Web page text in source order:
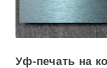
Уф-печать на